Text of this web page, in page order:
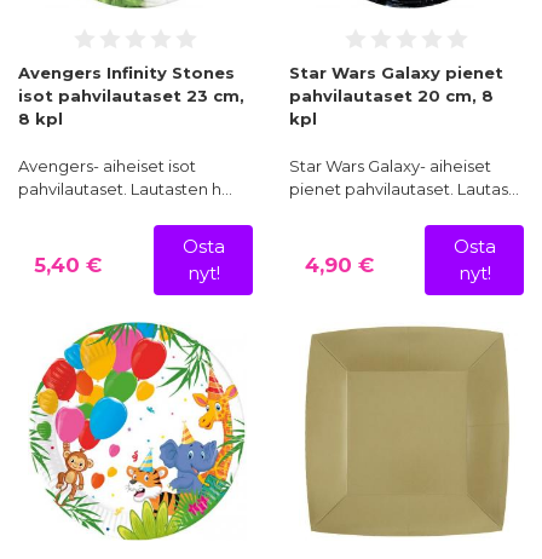
Avengers Infinity Stones
isot pahvilautaset 23 cm,
8 kpl
Avengers- aiheiset isot
pahvilautaset. Lautasten h…
5,40 €
Osta
nyt!
Star Wars Galaxy pienet
pahvilautaset 20 cm, 8
kpl
Star Wars Galaxy- aiheiset
pienet pahvilautaset. Lautas…
4,90 €
Osta
nyt!